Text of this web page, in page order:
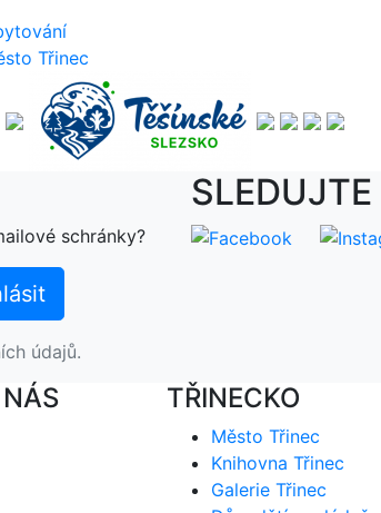
Třinec
schránky?
údajů.
SLEDUJTE
TŘINECKO
Město Třinec
Knihovna Třinec
Galerie Třinec